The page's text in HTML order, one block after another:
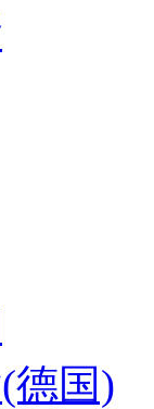
德国)